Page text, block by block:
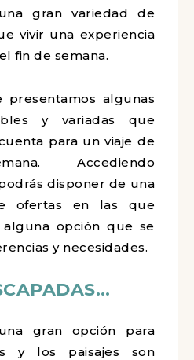
gran variedad de
vivir una experiencia
fin de semana.
presentamos algunas
y variadas que
para un viaje de
Accediendo
disponer de una
ofertas en las que
opción que se
y necesidades.
gran opción para
y los paisajes son